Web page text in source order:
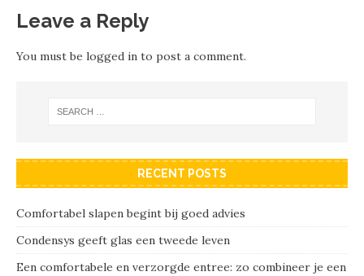
Leave a Reply
You must be logged in to post a comment.
RECENT POSTS
Comfortabel slapen begint bij goed advies
Condensys geeft glas een tweede leven
Een comfortabele en verzorgde entree: zo combineer je een